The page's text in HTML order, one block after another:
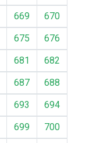
669
670
675
676
681
682
687
688
693
694
699
700